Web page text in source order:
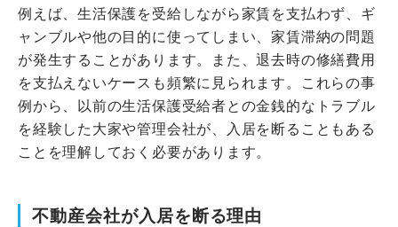
例えば、生活保護を受給しながら家賃を支払わず、ギ
ャンブルや他の目的に使ってしまい、家賃滞納の問題
が発生することがあります。また、退去時の修繕費用
を支払えないケースも頻繁に見られます。これらの事
例から、以前の生活保護受給者との金銭的なトラブル
を経験した大家や管理会社が、入居を断ることもある
ことを理解しておく必要があります。
不動産会社が入居を断る理由